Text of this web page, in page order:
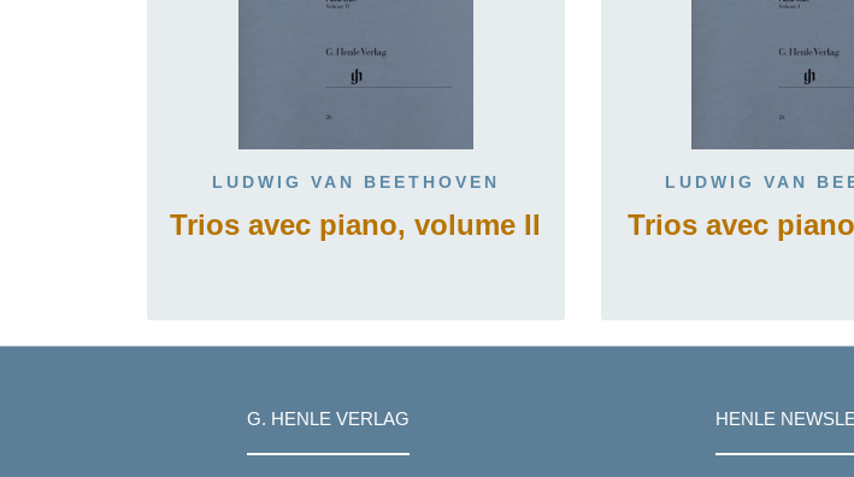
LUDWIG VAN BEETHOVEN
Trios avec piano, volume II
LUDWIG VAN
Trios avec
G. HENLE VERLAG HENLE